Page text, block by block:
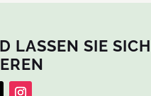
LASSEN SIE SICH